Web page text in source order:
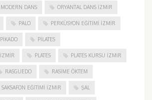
MODERN DANS ORYANTAL DANS İZMIR
PALO PERKÜSYON EĞITIMI İZMIR
PIKADO PILATES
İZMIR PLATES PLATES KURSU İZMIR
RASGUEDO RASIME ÖKTEM
SAKSAFON EĞITIMI İZMIR ŞAL